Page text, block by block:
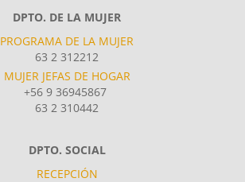
DPTO. DE LA MUJER
PROGRAMA DE LA MUJER
63 2 312212
MUJER JEFAS DE HOGAR
+56 9 36945867
63 2 310442
DPTO. SOCIAL
RECEPCIÓN